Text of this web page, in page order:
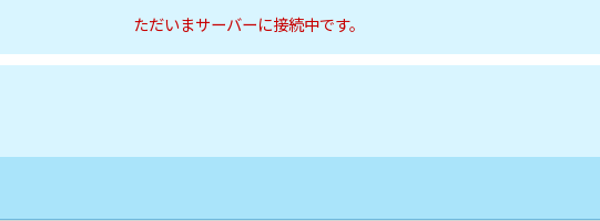
ただいまサーバーに接続中です。